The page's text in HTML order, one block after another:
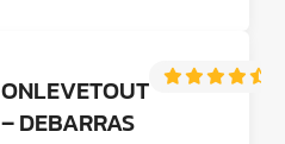
ONLEVETOUT
– DEBARRAS